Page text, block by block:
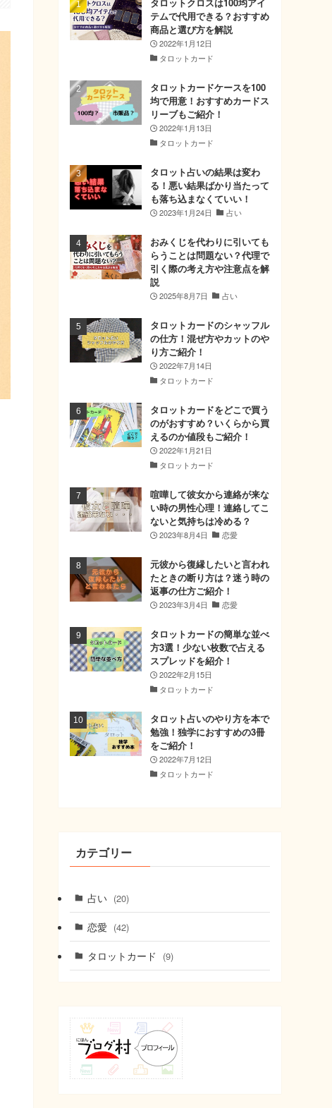
テムで代用できる？おすすめ
商品と選び方を解説
2022年1月12日
タロットカード
タロットカードケースを100
均で用意！おすすめカードス
リーブもご紹介！
2022年1月13日
タロットカード
タロット占いの結果は変わ
る！悪い結果ばかり当たって
も落ち込まなくていい！
2023年1月24日 占い
おみくじを代わりに引いても
らうことは問題ない？代理で
引く際の考え方や注意点を解
説
2025年8月7日 占い
タロットカードのシャッフル
の仕方！混ぜ方やカットのや
り方ご紹介！
2022年7月14日
タロットカード
タロットカードをどこで買う
のがおすすめ？いくらから買
えるのか値段もご紹介！
2022年1月21日
タロットカード
喧嘩して彼女から連絡が来な
い時の男性心理！連絡してこ
ないと気持ちは冷める？
2023年8月4日 恋愛
元彼から復縁したいと言われ
たときの断り方は？迷う時の
返事の仕方ご紹介！
2023年3月4日 恋愛
タロットカードの簡単な並べ
方3選！少ない枚数で占える
スプレッドを紹介！
2022年2月15日
タロットカード
タロット占いのやり方を本で
勉強！独学におすすめの3冊
をご紹介！
2022年7月12日
タロットカード
カテゴリー
占い (20)
恋愛 (42)
タロットカード (9)